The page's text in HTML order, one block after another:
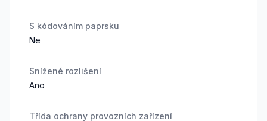
S kódováním paprsku
Ne
Snížené rozlišení
Ano
Třída ochrany provozních zařízení